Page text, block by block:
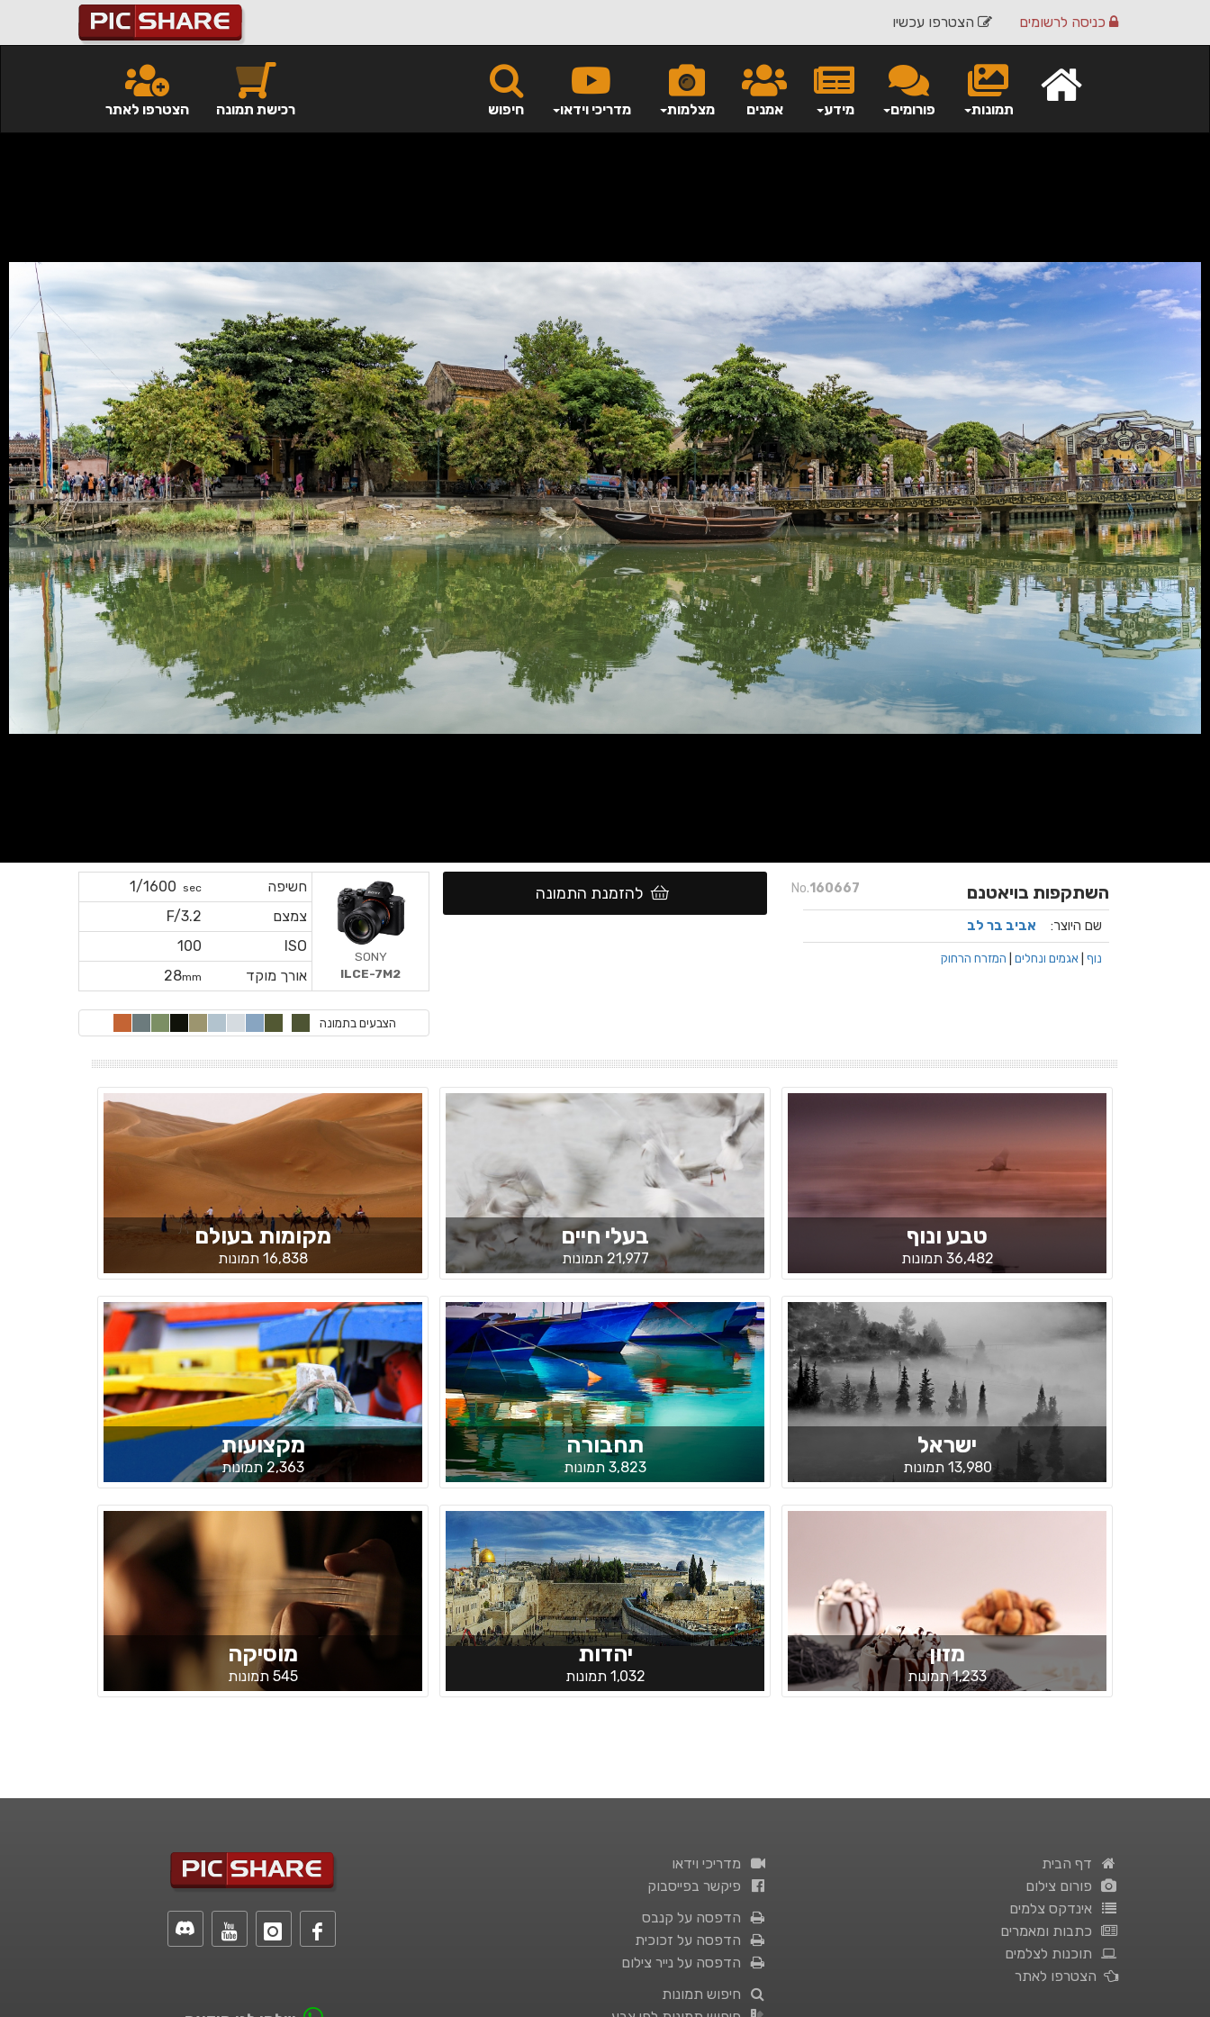
הצטרפו עכשיו כניסה לרשומים
חיפוש מדריכי וידאו מצלמות אמנים מידע פורומים תמונות הצטרפו לאתר רכישת תמונה
No.160667 השתקפות בויאטנם
שם היוצר: אביב בר לב
נוף אגמים ונחלים המזרח הרחוק
חשיפה sec
1/1600
צמצם
F/3.2
ISO
100
אורך מוקד
28mm
SONY
ILCE-7M2
הצבעים בתמונה
להזמנת התמונה
טבע ונוף
36,482 תמונות
בעלי חיים
21,977 תמונות
מקומות בעולם
16,838 תמונות
ישראל
13,980 תמונות
תחבורה
3,823 תמונות
מקצועות
2,363 תמונות
מזון
1,233 תמונות
יהדות
1,032 תמונות
מוסיקה
545 תמונות
מדריכי וידאו
פיקשר בפייסבוק
הדפסה על קנבס
הדפסה על זכוכית
הדפסה על נייר צילום
חיפוש תמונות
דף הבית
פורום צילום
אינדקס צלמים
כתבות ומאמרים
תוכנות לצלמים
הצטרפו לאתר